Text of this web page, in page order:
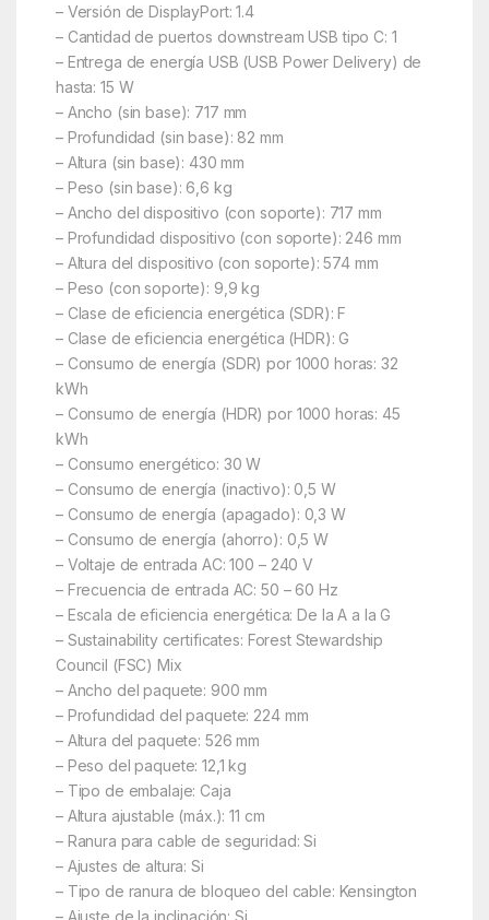
– Versión de DisplayPort: 1.4
– Cantidad de puertos downstream USB tipo C: 1
– Entrega de energía USB (USB Power Delivery) de
hasta: 15 W
– Ancho (sin base): 717 mm
– Profundidad (sin base): 82 mm
– Altura (sin base): 430 mm
– Peso (sin base): 6,6 kg
– Ancho del dispositivo (con soporte): 717 mm
– Profundidad dispositivo (con soporte): 246 mm
– Altura del dispositivo (con soporte): 574 mm
– Peso (con soporte): 9,9 kg
– Clase de eficiencia energética (SDR): F
– Clase de eficiencia energética (HDR): G
– Consumo de energía (SDR) por 1000 horas: 32
kWh
– Consumo de energía (HDR) por 1000 horas: 45
kWh
– Consumo energético: 30 W
– Consumo de energía (inactivo): 0,5 W
– Consumo de energía (apagado): 0,3 W
– Consumo de energía (ahorro): 0,5 W
– Voltaje de entrada AC: 100 – 240 V
– Frecuencia de entrada AC: 50 – 60 Hz
– Escala de eficiencia energética: De la A a la G
– Sustainability certificates: Forest Stewardship
Council (FSC) Mix
– Ancho del paquete: 900 mm
– Profundidad del paquete: 224 mm
– Altura del paquete: 526 mm
– Peso del paquete: 12,1 kg
– Tipo de embalaje: Caja
– Altura ajustable (máx.): 11 cm
– Ranura para cable de seguridad: Si
– Ajustes de altura: Si
– Tipo de ranura de bloqueo del cable: Kensington
– Ajuste de la inclinación: Si